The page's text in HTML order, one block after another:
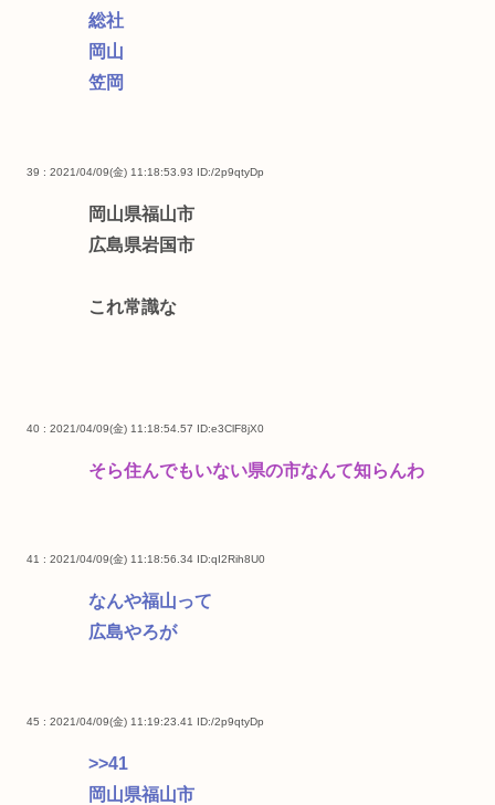
総社
岡山
笠岡
39 : 2021/04/09(金) 11:18:53.93 ID:/2p9qtyDp
岡山県福山市
広島県岩国市
これ常識な
40 : 2021/04/09(金) 11:18:54.57 ID:e3ClF8jX0
そら住んでもいない県の市なんて知らんわ
41 : 2021/04/09(金) 11:18:56.34 ID:qI2Rih8U0
なんや福山って
広島やろが
45 : 2021/04/09(金) 11:19:23.41 ID:/2p9qtyDp
>>41
岡山県福山市